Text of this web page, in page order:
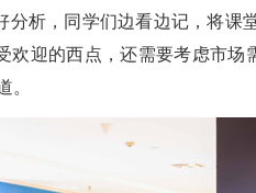
析，同学们边看边记，将课
欢迎的西点，还需要考虑市